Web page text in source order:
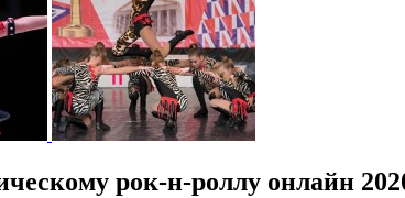
рок-н-роллу онлайн